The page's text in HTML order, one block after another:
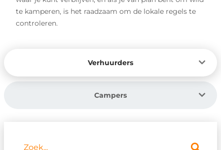
te kamperen, is het raadzaam om de lokale regels te
controleren.
Verhuurders
Campers